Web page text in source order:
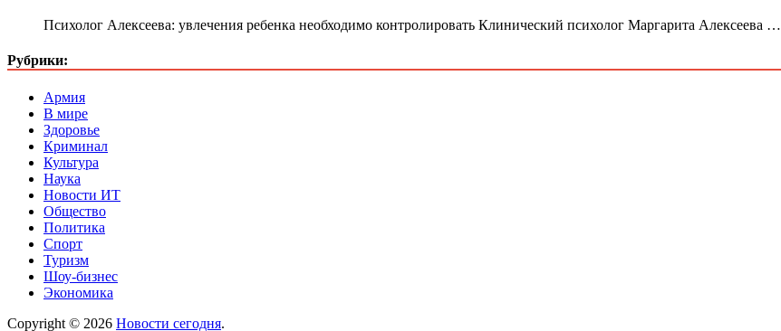
Психолог Алексеева: увлечения ребенка необходимо контролировать Клинический психолог Маргарита Алексеева …
Рубрики:
Армия
В мире
Здоровье
Криминал
Культура
Наука
Новости ИТ
Общество
Политика
Спорт
Туризм
Шоу-бизнес
Экономика
Copyright © 2026 Новости сегодня.